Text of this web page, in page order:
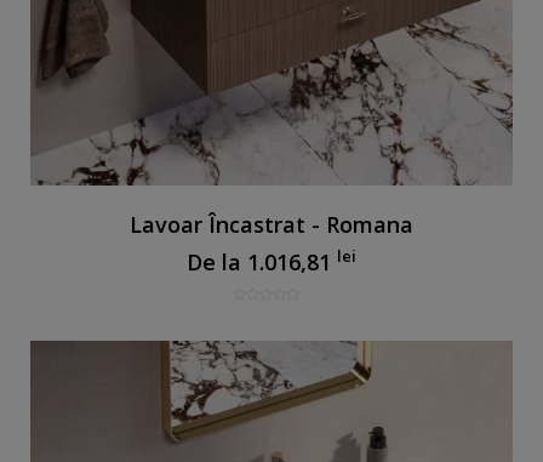
Lavoar Încastrat - Romana
De la 1.016,81 lei